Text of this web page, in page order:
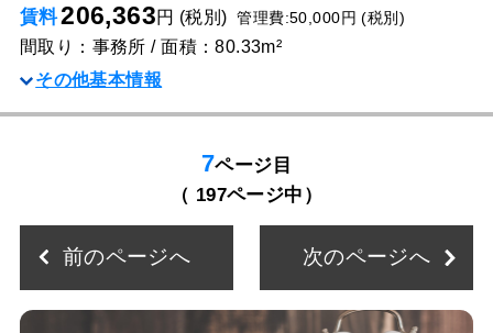
賃料206,363円 (税別)管理費:50,000円 (税別)
間取り：事務所 / 面積：80.33m²
その他基本情報
7ページ目
（ 197ページ中）
前のページへ 次のページへ